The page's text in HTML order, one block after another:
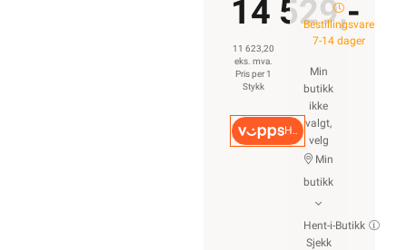
14 529,-
11 623,20
eks. mva.
Pris per 1
Stykk
Hurtigkasse
Bestillingsvare
7-14 dager
Min
butikk
ikke
valgt,
velg
Min
butikk
Hent-i-Butikk
Sjekk